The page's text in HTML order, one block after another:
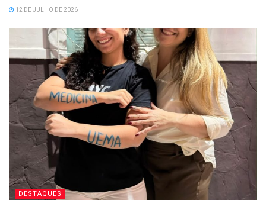
12 DE JULHO DE 2026
DESTAQUES